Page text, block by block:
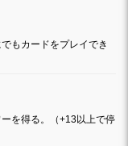
もカードをプレイでき
を得る。（+13以上で停